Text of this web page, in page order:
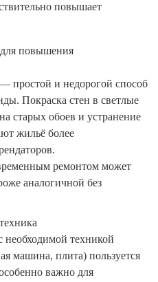
повышает
повышения
простой и недорогой способ
Покраска стен в светлые
старых обоев и устранение
жильё более
ремонтом может
аналогичной без
техникой
машина, плита) пользуется
важно для